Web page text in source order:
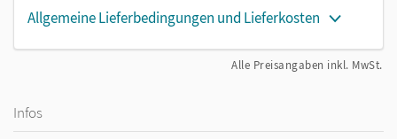
Allgemeine Lieferbedingungen und Lieferkosten
Alle Preisangaben inkl. MwSt.
Infos